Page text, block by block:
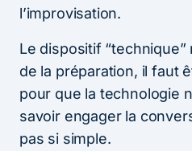
l’improvisation.
Le dispositif
de la préparation, il faut
pour que la technologie
savoir engager la
pas si simple.